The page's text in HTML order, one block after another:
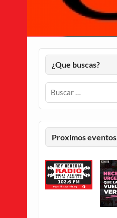
¿Que buscas?
Proximos eventos